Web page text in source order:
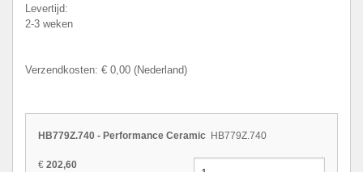
Levertijd:
2-3 weken
Verzendkosten: € 0,00 (Nederland)
HB779Z.740 - Performance Ceramic HB779Z.740
€ 202,60